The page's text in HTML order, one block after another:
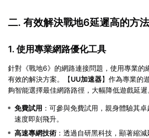
二. 有效解決戰地6延遲高的方法
1. 使用專業網路優化工具
針對《戰地6》的網路連接問題，使用專業的
有效的解決方案。【UU加速器】作為專業的
夠智能選擇最佳網路路徑，大幅降低遊戲延遲
免費試用 ：可參與免費試用，親身體驗其
速度即刻飛升。
高速專網技術 ：透過自研黑科技，顯著縮